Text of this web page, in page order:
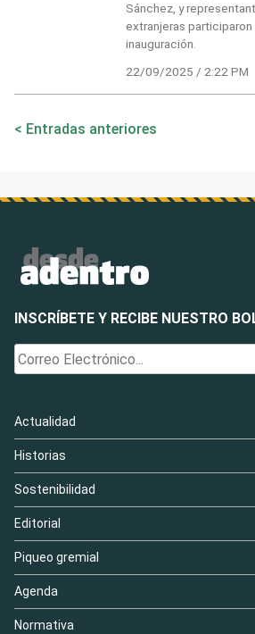
Sánchez, y
extranjeras
inauguración.
22/09/2025 / 2:22 PM
Navegación
Entradas anteriores
INSCRÍBETE Y RECIBE NUESTRO
Actualidad
Historias
Sostenibilidad
Editorial
Piqueo gremial
Agenda
Normativa